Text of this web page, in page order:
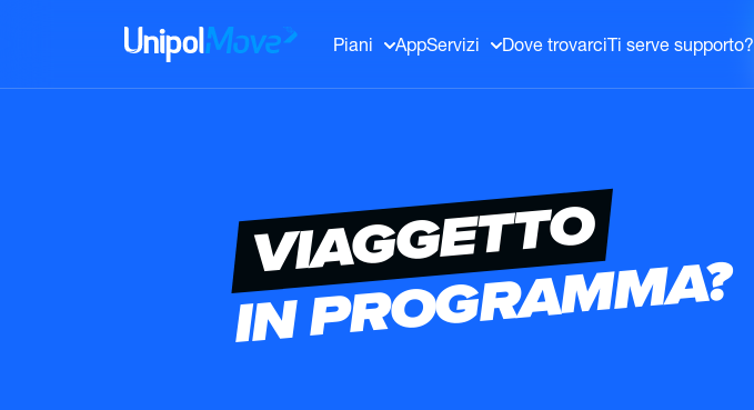
UnipolMove Piani AppServizi Dove trovarci Ti serve supporto?
VIAGGETTO
IN PROGRAMMA?